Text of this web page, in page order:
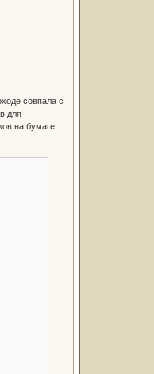
совпала с
для
на бумаге